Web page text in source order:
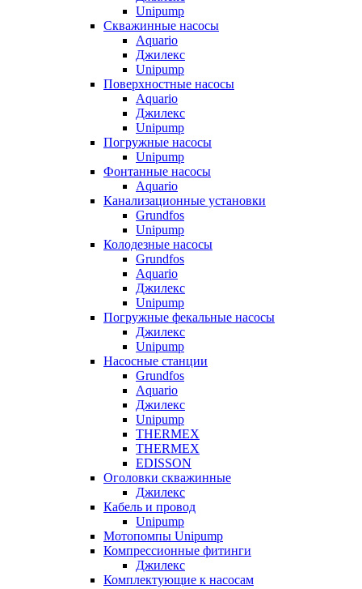
Unipump
Скважинные насосы
Aquario
Джилекс
Unipump
Поверхностные насосы
Aquario
Джилекс
Unipump
Погружные насосы
Unipump
Фонтанные насосы
Aquario
Канализационные установки
Grundfos
Unipump
Колодезные насосы
Grundfos
Aquario
Джилекс
Unipump
Погружные фекальные насосы
Джилекс
Unipump
Насосные станции
Grundfos
Aquario
Джилекс
Unipump
THERMEX
THERMEX
EDISSON
Оголовки скважинные
Джилекс
Кабель и провод
Unipump
Мотопомпы Unipump
Компрессионные фитинги
Джилекс
Комплектующие к насосам